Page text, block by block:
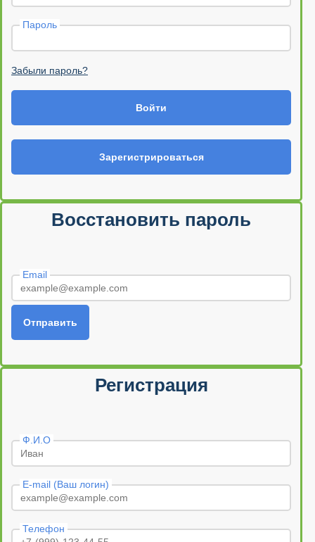
Пароль
Забыли пароль?
Войти
Зарегистрироваться
Восстановить пароль
Email
Отправить
Регистрация
Ф.И.О
E-mail (Ваш логин)
Телефон